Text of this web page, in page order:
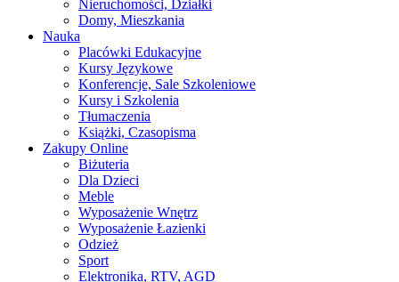
Nieruchomości, Działki
Domy, Mieszkania
Nauka
Placówki Edukacyjne
Kursy Językowe
Konferencje, Sale Szkoleniowe
Kursy i Szkolenia
Tłumaczenia
Książki, Czasopisma
Zakupy Online
Biżuteria
Dla Dzieci
Meble
Wyposażenie Wnętrz
Wyposażenie Łazienki
Odzież
Sport
Elektronika, RTV, AGD